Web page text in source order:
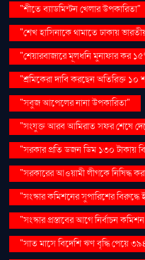
"শীতে ব্যাডমিন্টন খেলার উপকারিতা"
"শেখ হাসিনাকে থামাতে ঢাকায়
"শেয়ারবাজারে মূলধনি মুনাফার কর
"শ্রমিকেরা দাবি করছেন অতিরিক্ত ১০
"সবুজ আপেলের নানা উপকারিতা"
"সংযুক্ত আরব আমিরাত সফর শেষে
"সরকার প্রতি ডজন ডিম ১৩০ টাকায়
"সরকারের আওয়ামী লীগকে নিষিদ্ধ
"সংস্কার কমিশনের সুপারিশের বিরুদ্ধে
"সংস্কার প্রস্তাবের আগে নির্বাচন
"সাত মাসে বিদেশি ঋণ বৃদ্ধি পেয়ে